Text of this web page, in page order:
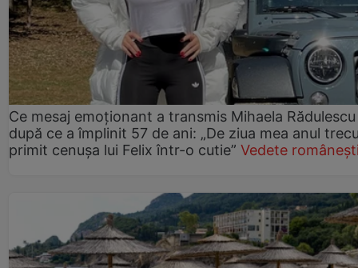
Ce mesaj emoționant a transmis Mihaela Rădulescu
după ce a împlinit 57 de ani: „De ziua mea anul
primit cenușa lui Felix într-o cutie” Vedete